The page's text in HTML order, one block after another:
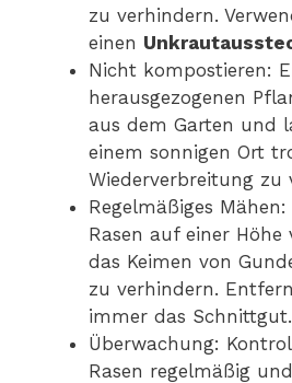
zu verhindern.
einen
Nicht kompostieren:
herausgezogenen
aus dem Garten und
einem sonnigen Ort
Wiederverbreitung zu
Regelmäßiges
Rasen auf einer
das Keimen von
zu verhindern.
immer das Schnittgut.
Überwachung:
Rasen regelmäßig